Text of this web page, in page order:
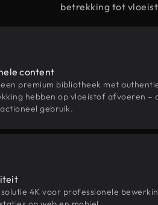
betrekking tot
content
premium bibliotheek met
hebben op vloeistof afvoeren
gebruik.
4K voor professionele